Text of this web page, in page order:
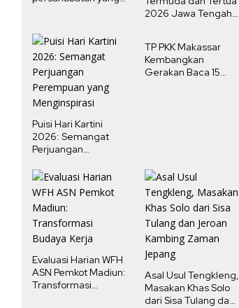
2026 Jawa Tengah,
Puisi Hari Kartini
2026: Semangat
Perjuangan
Menginspirasi
TP PKK Makassar
Kembangkan
Gerakan Baca 15
Evaluasi Harian WFH
ASN Pemkot Madiun:
Transformasi
Asal Usul Tengkleng,
Masakan Khas Solo
dari Sisa Tulang dan